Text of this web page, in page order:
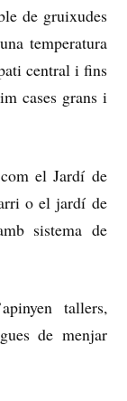
de gruixudes
temperatura
central i fins
cases grans i
el Jardí de
o el jardí de
sistema de
tallers,
de menjar